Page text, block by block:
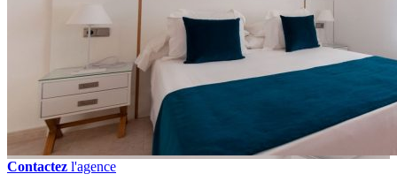
Contactez l'agence